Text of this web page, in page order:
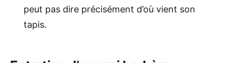
peut pas dire précisément d’où vient son
tapis.